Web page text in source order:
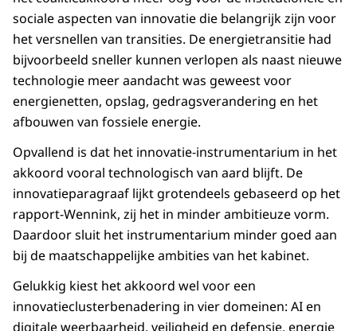
sociale aspecten van innovatie die belangrijk zijn voor
het versnellen van transities. De energietransitie had
bijvoorbeeld sneller kunnen verlopen als naast nieuwe
technologie meer aandacht was geweest voor
energienetten, opslag, gedragsverandering en het
afbouwen van fossiele energie.
Opvallend is dat het innovatie-instrumentarium in het
akkoord vooral technologisch van aard blijft. De
innovatieparagraaf lijkt grotendeels gebaseerd op het
rapport-Wennink, zij het in minder ambitieuze vorm.
Daardoor sluit het instrumentarium minder goed aan
bij de maatschappelijke ambities van het kabinet.
Gelukkig kiest het akkoord wel voor een
innovatieclusterbenadering in vier domeinen: AI en
digitale weerbaarheid, veiligheid en defensie, energie